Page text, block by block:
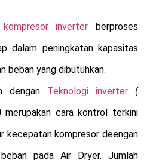
kompresor inverter berproses
dalam peningkatan kapasitas
beban yang dibutuhkan.
dengan Teknologi inverter
(
merupakan cara kontrol terkini
kecepatan kompresor deengan
beban pada Air Dryer. Jumlah